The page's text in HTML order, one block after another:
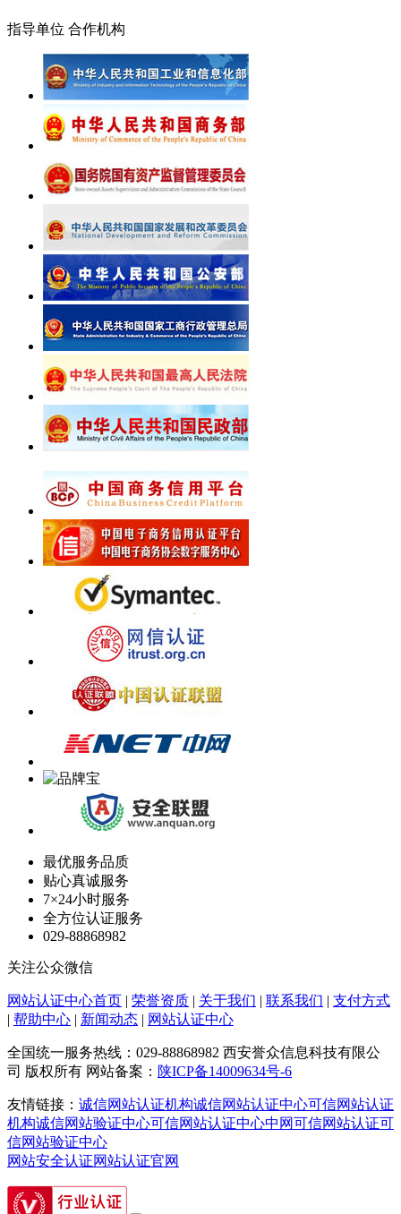
指导单位 合作机构
最优服务品质
贴心真诚服务
7×24小时服务
全方位认证服务
029-88868982
关注公众微信
网站认证中心首页 | 荣誉资质 | 关于我们 | 联系我们 | 支付方式
| 帮助中心 | 新闻动态 | 网站认证中心
全国统一服务热线：029-88868982 西安誉众信息科技有限公
司 版权所有 网站备案： 陕ICP备14009634号-6
友情链接： 诚信网站认证机构诚信网站认证中心可信网站认证
机构诚信网站验证中心可信网站认证中心中网可信网站认证可
信网站验证中心
网站安全认证网站认证官网